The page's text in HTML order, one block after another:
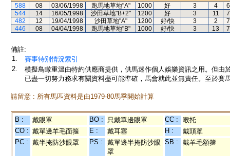
588
08 03/06/1998 跑馬地草地"A" 1000 好 3 4
544
14 16/05/1998 沙田草地"B+2" 1200 好 3 11
482
12 19/04/1998 沙田草地"A" 1200 好/快 3 2
446
08 04/04/1998 跑馬地草地"B" 1000 好/快 3 13
備註:
1.
賽事特別情況索引
2.
模擬鳥瞰重溫由特約供應商提供，供馬迷作個人娛樂資訊之用。但
已盡一切努力務求有關資料盡可能準確，馬會就此並無責任。至於賽
請留意 : 所有馬匹資料是由1979-80馬季開始計算
B : 戴眼罩 BO : 只戴單邊眼罩 CC :
喉托
CO : 戴單邊羊毛面箍 E : 戴耳塞 H :
戴頭罩
PC : 戴半掩防沙眼罩 PS :
戴單邊半掩防沙眼
罩
SB : 戴羊毛額箍